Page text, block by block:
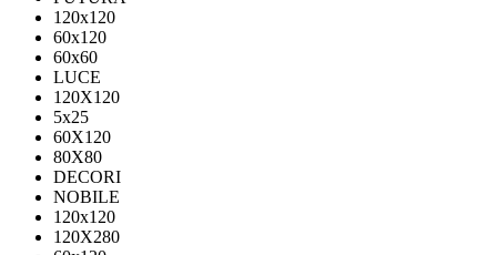
120х120
60х120
60х60
LUCE
120X120
5x25
60X120
80X80
DECORI
NOBILE
120x120
120X280